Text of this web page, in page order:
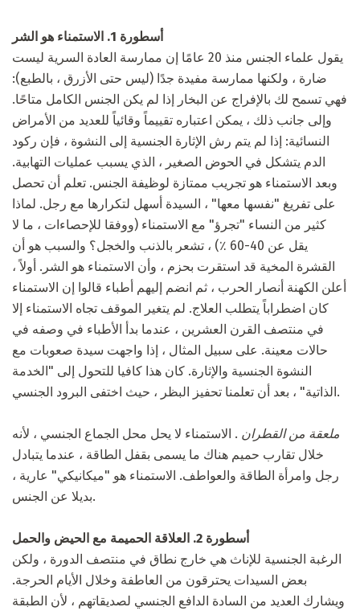
أسطورة 1. الاستمناء هو الشر
يقول علماء الجنس منذ 20 عامًا إن ممارسة العادة السرية ليست
ضارة ، ولكنها ممارسة مفيدة جدًا (ليس حتى الأزرق ، بالطبع):
فهي تسمح لك بالإفراج عن البخار إذا لم يكن الجنس الكامل متاحًا.
وإلى جانب ذلك ، يمكن اعتباره تقييماً وقائياً للعديد من الأمراض
النسائية: إذا لم يتم رش الإثارة الجنسية إلى النشوة ، فإن ركود
الدم يتشكل في الحوض الصغير ، الذي يسبب عمليات التهابية.
وبعد الاستمناء هو تجريب ممتازة لوظيفة الجنس. تعلم أن تحصل
على تفريغ "نفسها معها" ، السيدة أسهل لتكرارها مع رجل. لماذا
كثير من النساء "تجرؤ" مع الاستمناء (ووفقا للإحصاءات ، ما لا
يقل عن 40-60 ٪) ، تشعر بالذنب والخجل؟ والسبب هو أن
القشرة المخية قد استقرت بحزم ، وأن الاستمناء هو الشر. أولاً ،
أعلن الكهنة أنصار الحرب ، ثم انضم إليهم أطباء قالوا إن الاستمناء
كان اضطراباً يتطلب العلاج. لم يتغير الموقف تجاه الاستمناء إلا
في منتصف القرن العشرين ، عندما بدأ الأطباء في وصفه في
حالات معينة. على سبيل المثال ، إذا واجهت سيدة صعوبات مع
النشوة الجنسية والإثارة. كان هذا كافيا للتحول إلى "الخدمة
الذاتية" ، بعد أن تعلمنا تحفيز البظر ، حيث اختفى البرود الجنسي.
ملعقة من القطران . الاستمناء لا يحل محل الجماع الجنسي ، لأنه
خلال تقارب حميم هناك ما يسمى بقفل الطاقة ، عندما يتبادل
رجل وامرأة الطاقة والعواطف. الاستمناء هو "ميكانيكي" عارية ،
بديلا عن الجنس.
أسطورة 2. العلاقة الحميمة مع الحيض والحمل
الرغبة الجنسية للإناث هي خارج نطاق في منتصف الدورة ، ولكن
بعض السيدات يحترقون من العاطفة وخلال الأيام الحرجة.
ويشارك العديد من السادة الدافع الجنسي لصديقاتهم ، لأن الطبقة